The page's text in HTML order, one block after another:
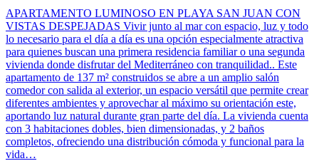
APARTAMENTO LUMINOSO EN PLAYA SAN JUAN CON
VISTAS DESPEJADAS Vivir junto al mar con espacio, luz y todo
lo necesario para el día a día es una opción especialmente atractiva
para quienes buscan una primera residencia familiar o una segunda
vivienda donde disfrutar del Mediterráneo con tranquilidad.. Este
apartamento de 137 m² construidos se abre a un amplio salón
comedor con salida al exterior, un espacio versátil que permite crear
diferentes ambientes y aprovechar al máximo su orientación este,
aportando luz natural durante gran parte del día. La vivienda cuenta
con 3 habitaciones dobles, bien dimensionadas, y 2 baños
completos, ofreciendo una distribución cómoda y funcional para la
vida…